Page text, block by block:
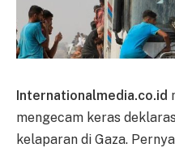
Internationalmedia.co.id
mengecam keras
kelaparan di Gaza.